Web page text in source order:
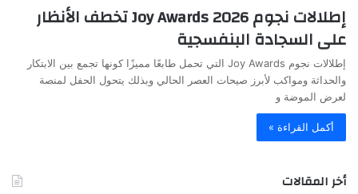
إطلالات نجوم Joy Awards 2026 تخطف الأنظار
على السجادة البنفسجية
إطلالات نجوم Joy Awards التي تحمل طابعًا مميزًا كونها تجمع بين الابتكار
والحداثة ومواكب لأبرز صيحات العصر الحالي وبذلك يتحول الحفل لمنصة
لعرض الموضة و
أكمل القراءة »
أخر المقالات